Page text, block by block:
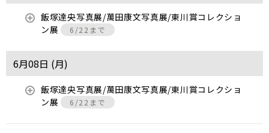
飯塚達央写真展/萬田康文写真展/東川賞コレクショ
ン展
6/22まで
6月08日 (月)
飯塚達央写真展/萬田康文写真展/東川賞コレクショ
ン展
6/22まで